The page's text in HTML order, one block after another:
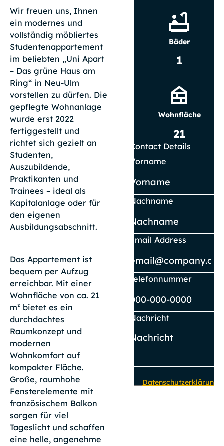
Wir freuen uns, Ihnen
ein modernes und
vollständig möbliertes
Studentenappartement
im beliebten „Uni Apart
– Das grüne Haus am
Ring“ in Neu-Ulm
vorstellen zu dürfen. Die
gepflegte Wohnanlage
wurde erst 2022
fertiggestellt und
richtet sich gezielt an
Studenten,
Auszubildende,
Praktikanten und
Trainees – ideal als
Kapitalanlage oder für
den eigenen
Ausbildungsabschnitt.
Das Appartement ist
bequem per Aufzug
erreichbar. Mit einer
Wohnfläche von ca. 21
m² bietet es ein
durchdachtes
Raumkonzept und
modernen
Wohnkomfort auf
kompakter Fläche.
Große, raumhohe
Fensterelemente mit
französischem Balkon
sorgen für viel
Tageslicht und schaffen
eine helle, angenehme
Bäder
1
Wohnfläche
21
Contact Details
Vorname
Nachname
Email Address
Telefonnummer
Nachricht
Datenschutzerklärung